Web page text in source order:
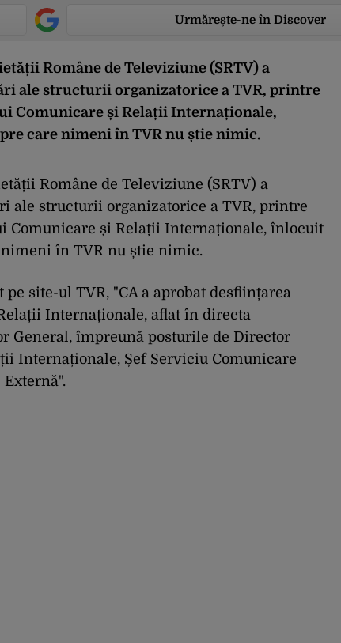
Urmărește-ne în Discover
Române de Televiziune (SRTV) a
ale structurii organizatorice a TVR, printre
Comunicare și Relații Internaționale,
care nimeni în TVR nu știe nimic.
Române de Televiziune (SRTV) a
ale structurii organizatorice a TVR, printre
Comunicare și Relații Internaționale, înlocuit
nimeni în TVR nu știe nimic.
site-ul TVR, "CA a aprobat desființarea
Internaționale, aflat în directa
General, împreună posturile de Director
Internaționale, Șef Serviciu Comunicare